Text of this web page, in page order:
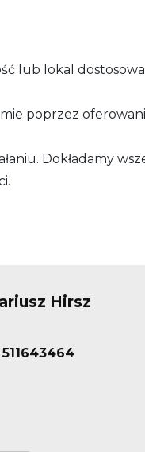
lub lokal
poprzez
Dokładamy
Hirsz
511643464